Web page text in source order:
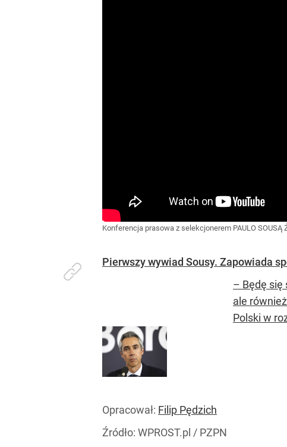
Konferencja prasowa z selekcjonerem PAULO SOUSĄ
Pierwszy wywiad Sousy. Zapowiada
– Będę się
ale
Polski w
Opracował: Filip Pędzich
Źródło: WPROST.pl / PZPN